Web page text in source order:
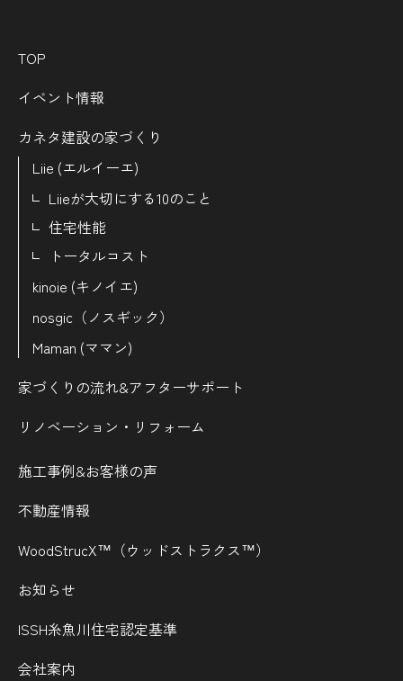
TOP
イベント情報
カネタ建設の家づくり
Liie (エルイーエ)
Liieが大切にする10のこと
住宅性能
トータルコスト
kinoie (キノイエ)
nosgic（ノスギック）
Maman (ママン)
家づくりの流れ&アフターサポート
リノベーション・リフォーム
施工事例&お客様の声
不動産情報
WoodStrucX™（ウッドストラクス™）
お知らせ
ISSH糸魚川住宅認定基準
会社案内